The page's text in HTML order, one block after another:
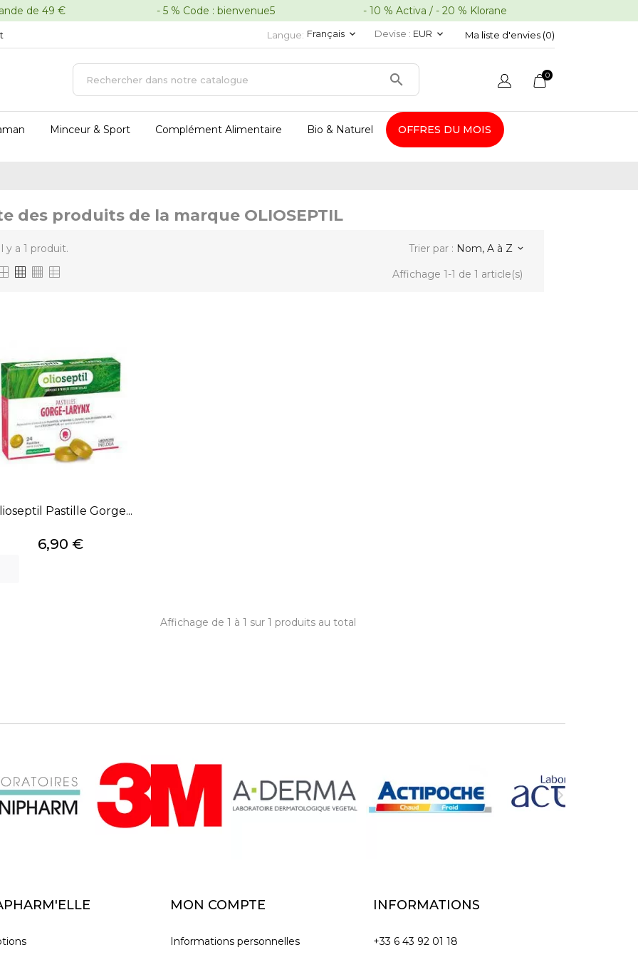
commande de 49 € - 5 % Code : bienvenue5 - 10 % Activa / - 20 % Klorane
Langue: Français keyboard_arrow_down Devise : EUR keyboard_arrow_down Ma liste d'envies (0)
 0
Minceur & Sport Complément Alimentaire Bio & Naturel OFFRES DU MOIS
des produits de la marque OLIOSEPTIL
y a 1 produit. Trier par : Nom, A à Z keyboard_arrow_down
Affichage 1-1 de 1 article(s)
Pastille Gorge...
Prix
6,90 €
Affichage de 1 à 1 sur 1 produits au total

MON COMPTE
Informations personnelles
INFORMATIONS
+33 6 43 92 01 18